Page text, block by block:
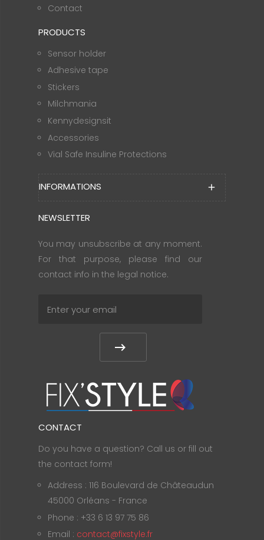
Contact
PRODUCTS
Sensor holder
Adhesive tape
Stickers
Milchmania
Kennydesignsit
Accessories
Vial Safe Insuline Protections
INFORMATIONS add
NEWSLETTER
You may unsubscribe at any moment.
For that purpose, please find our
contact info in the legal notice.
CONTACT
Do you have a question? Call us or fill out
the contact form!
Address : 116 Boulevard de Châteaudun
45000 Orléans - France
Phone : +33 6 13 97 75 86
Email : contact@fixstyle.fr